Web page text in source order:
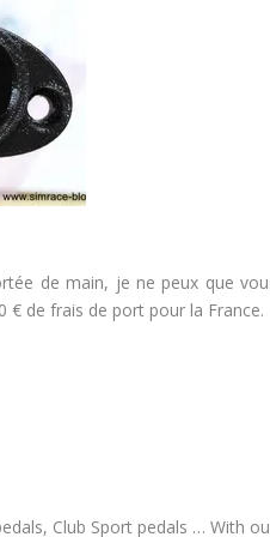
de main, je ne peux que
€ de frais de port pour la France.
Club Sport pedals … With